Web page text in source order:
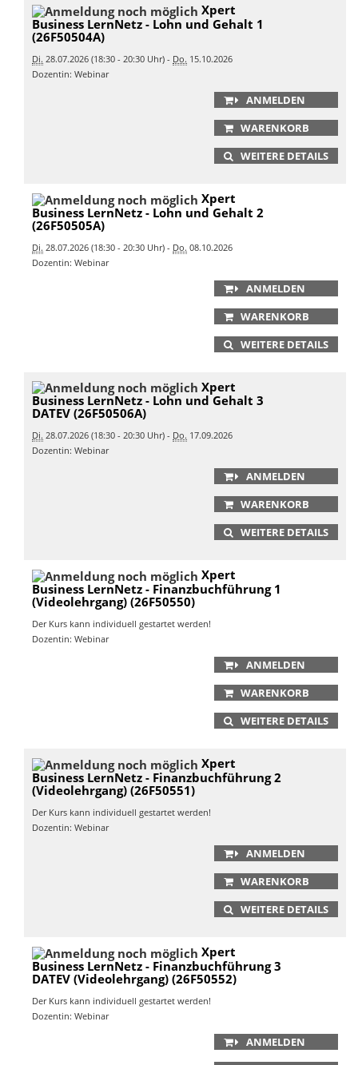
Xpert
Business LernNetz - Lohn und Gehalt 1
(26F50504A)
Di. 28.07.2026 (18:30 - 20:30 Uhr) - Do. 15.10.2026
Dozentin: Webinar
ANMELDEN
WARENKORB
WEITERE DETAILS
Xpert
Business LernNetz - Lohn und Gehalt 2
(26F50505A)
Di. 28.07.2026 (18:30 - 20:30 Uhr) - Do. 08.10.2026
Dozentin: Webinar
ANMELDEN
WARENKORB
WEITERE DETAILS
Xpert
Business LernNetz - Lohn und Gehalt 3
DATEV (26F50506A)
Di. 28.07.2026 (18:30 - 20:30 Uhr) - Do. 17.09.2026
Dozentin: Webinar
ANMELDEN
WARENKORB
WEITERE DETAILS
Xpert
Business LernNetz - Finanzbuchführung 1
(Videolehrgang) (26F50550)
Der Kurs kann individuell gestartet werden!
Dozentin: Webinar
ANMELDEN
WARENKORB
WEITERE DETAILS
Xpert
Business LernNetz - Finanzbuchführung 2
(Videolehrgang) (26F50551)
Der Kurs kann individuell gestartet werden!
Dozentin: Webinar
ANMELDEN
WARENKORB
WEITERE DETAILS
Xpert
Business LernNetz - Finanzbuchführung 3
DATEV (Videolehrgang) (26F50552)
Der Kurs kann individuell gestartet werden!
Dozentin: Webinar
ANMELDEN